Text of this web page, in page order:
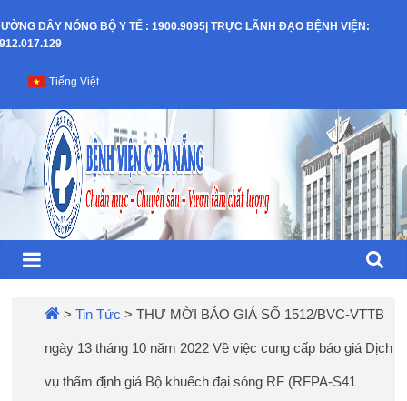
to
DÂY NÓNG BỘ Y TẾ : 1900.9095| TRỰC LÃNH ĐẠO BỆNH VIỆN:
Bệnh
Viện
C
TP
Đà
Nẵng
Tiếng Việt
>Tin Tức >THƯ MỜI BÁO GIÁ SỐ 1512/BVC-VTTB
ngày 13 tháng 10 năm 2022 Về việc cung cấp báo giá Dịch
vụ thẩm định giá Bộ khuếch đại sóng RF (RFPA-S41